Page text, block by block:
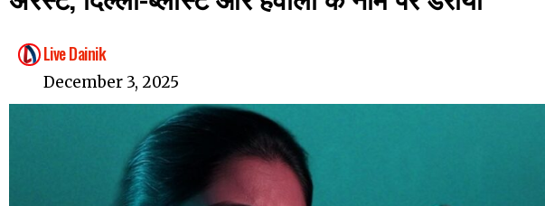
Live Dainik
December 3, 2025